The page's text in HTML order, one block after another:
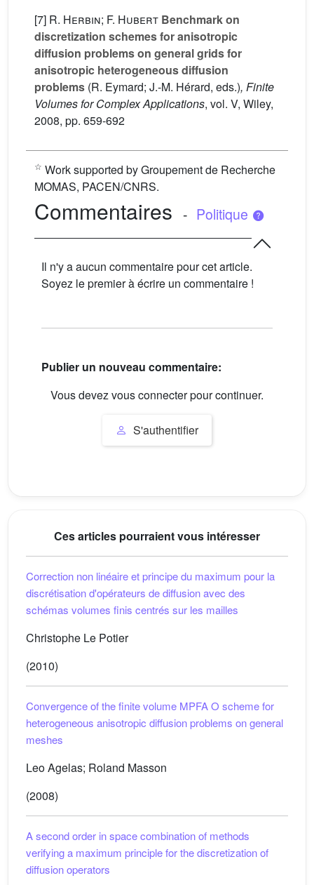
[7] R. Herbin; F. Hubert Benchmark on
discretization schemes for anisotropic
diffusion problems on general grids for
anisotropic heterogeneous diffusion
problems (R. Eymard; J.-M. Hérard, eds.), Finite
Volumes for Complex Applications, vol. V, Wiley,
2008, pp. 659-692
☆ Work supported by Groupement de Recherche
MOMAS, PACEN/CNRS.
Commentaires - Politique
Il n'y a aucun commentaire pour cet article.
Soyez le premier à écrire un commentaire !
Publier un nouveau commentaire:
Vous devez vous connecter pour continuer.
S'authentifier
Ces articles pourraient vous intéresser
Correction non linéaire et principe du maximum pour la
discrétisation d'opérateurs de diffusion avec des
schémas volumes finis centrés sur les mailles
Christophe Le Potier
(2010)
Convergence of the finite volume MPFA O scheme for
heterogeneous anisotropic diffusion problems on general
meshes
Leo Agelas; Roland Masson
(2008)
A second order in space combination of methods
verifying a maximum principle for the discretization of
diffusion operators